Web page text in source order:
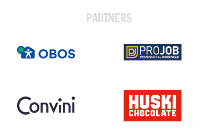
PARTNERS